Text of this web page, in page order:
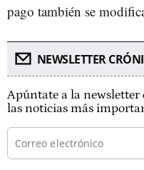
pago también se
NEWSLETTER
Apúntate a la
las noticias más